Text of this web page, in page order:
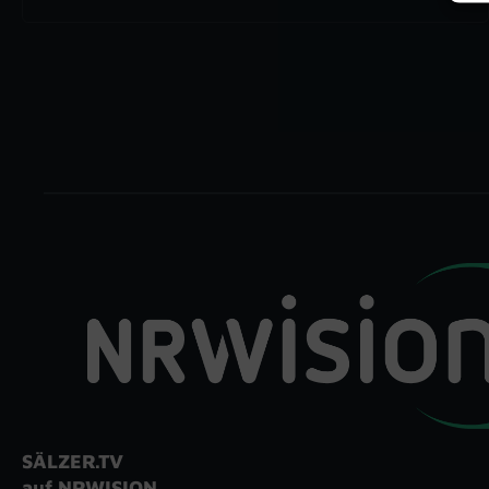
SÄLZER.TV